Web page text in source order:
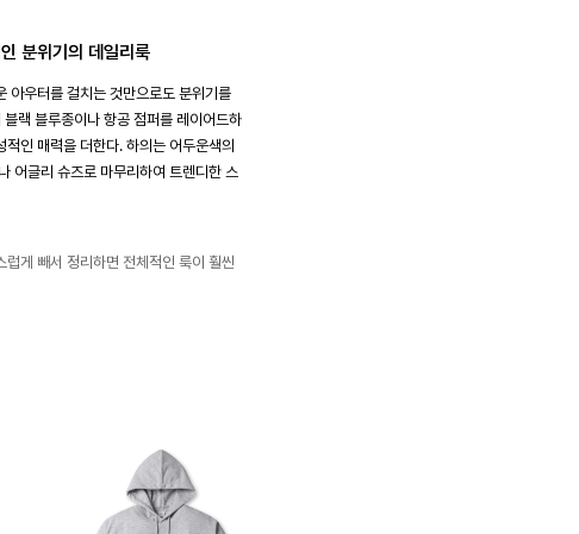
분위기의 데일리룩
아우터를 걸치는 것만으로도 분위기를
랙 블루종이나 항공 점퍼를 레이어드하
인 매력을 더한다. 하의는 어두운색의
어글리 슈즈로 마무리하여 트렌디한 스
게 빼서 정리하면 전체적인 룩이 훨씬